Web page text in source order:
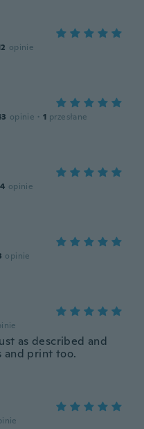
opinie
opinie · 1 przesłane
opinie
opinie
as described and
and print too.